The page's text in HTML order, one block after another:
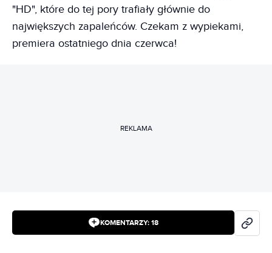
"HD", które do tej pory trafiały głównie do
największych zapaleńców. Czekam z wypiekami,
premiera ostatniego dnia czerwca!
REKLAMA
KOMENTARZY: 18